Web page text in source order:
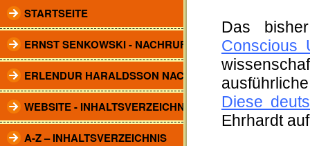
STARTSEITE
ERNST SENKOWSKI - NACHRUF
ERLENDUR HARALDSSON NACHRUF
WEBSITE - INHALTSVERZEICHNIS
A-Z – INHALTSVERZEICHNIS
Das
Conscious
Diese
Ehrhardt